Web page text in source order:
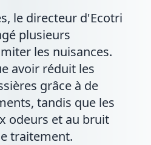
le directeur d'Ecotri
plusieurs
les nuisances.
avoir réduit les
grâce à de
tandis que les
odeurs et au bruit
traitement.